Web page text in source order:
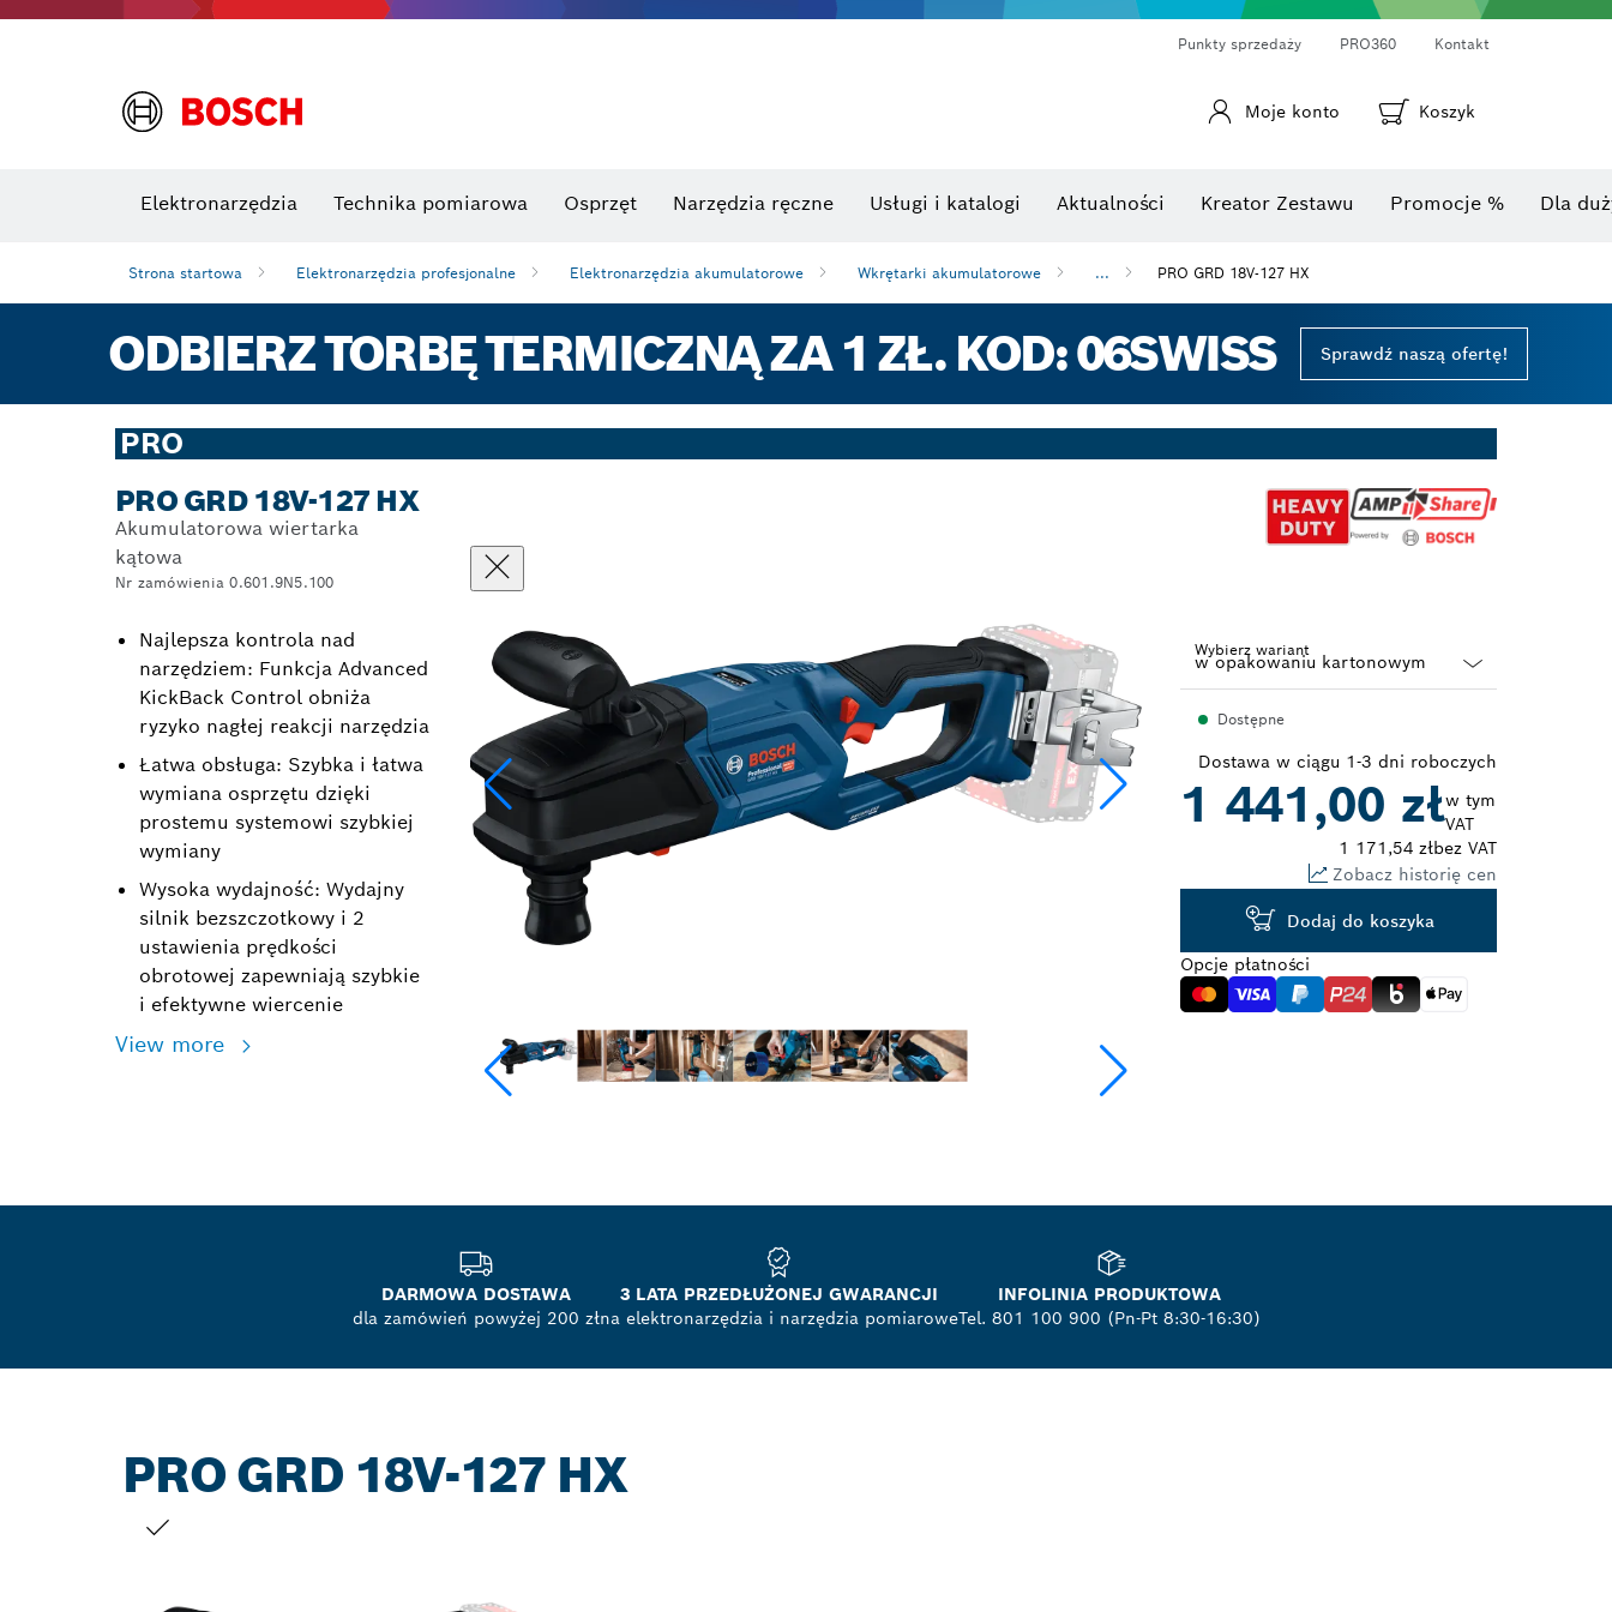
Punkty sprzedaży PRO360 Kontakt
Moje konto Koszyk
Elektronarzędzia Technika pomiarowa Osprzęt Narzędzia ręczne Usługi i katalogi Aktualności Kreator Zestawu Promocje % Dla
Strona startowa Elektronarzędzia profesjonalne Elektronarzędzia akumulatorowe Wkrętarki akumulatorowe ... PRO GRD 18V-127 HX
ODBIERZ TORBĘ TERMICZNĄ ZA 1 ZŁ. KOD: 06SWISS Sprawdź naszą ofertę!
PRO
PRO GRD 18V-127 HX
Akumulatorowa wiertarka
kątowa
Nr zamówienia 0.601.9N5.100
Najlepsza kontrola nad
narzędziem: Funkcja Advanced
KickBack Control obniża
ryzyko nagłej reakcji narzędzia
Łatwa obsługa: Szybka i łatwa
wymiana osprzętu dzięki
prostemu systemowi szybkiej
wymiany
Wysoka wydajność: Wydajny
silnik bezszczotkowy i 2
ustawienia prędkości
obrotowej zapewniają szybkie
i efektywne wiercenie
View more
Wybierz wariant
closedDostępne
Dostawa w ciągu 1-3 dni roboczych
1 441,00 złw tym
VAT
1 171,54 złbez VAT
Zobacz historię cen
Dodaj do koszyka
Opcje płatności
DARMOWA DOSTAWA
dla zamówień powyżej 200 zł
3 LATA PRZEDŁUŻONEJ GWARANCJI
na elektronarzędzia i narzędzia pomiarowe
INFOLINIA PRODUKTOWA
Tel. 801 100 900 (Pn-Pt 8:30-16:30)
PRO GRD 18V-127 HX